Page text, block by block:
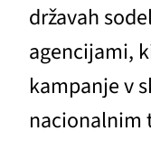
državah
agencijami,
kampanje v
nacionalnim